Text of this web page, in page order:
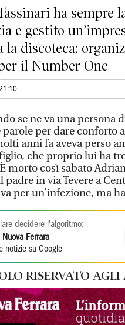
ha sempre
e gestito
la discoteca:
il Number One
se ne va una persona
parole per dare conforto
anni fa aveva perso
che proprio lui ha
morto così sabato
padre in via Tevere a
per un’infezione, ma
decidere l'algoritmo:
Nuova Ferrara
notizie su Google
RISERVATO